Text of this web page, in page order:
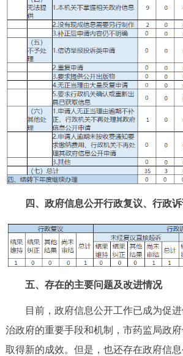
四、政府信息公开行政复议、行政诉
五、存在的主要问题及改进情况
目前，政府信息公开工作已成为促进
治政府的重要手段和机制，市药监局政
取得新的成效。但是，也还存在政府信